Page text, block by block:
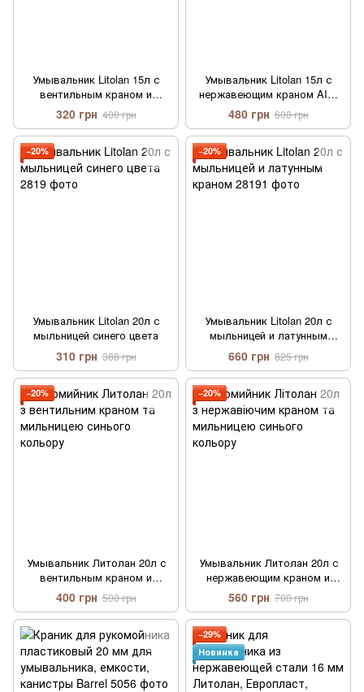
Умывальник Litolan 15л с
вентильным краном и
мыльницей синего цвета
320 грн 400 грн
Умывальник Litolan 15л с
нержавеющим краном AISI
304 и мыльницей синего
цвета.
480 грн 600 грн
−20%
Умывальник Litolan 20л с
мыльницей синего цвета
310 грн 388 грн
−20%
Умывальник Litolan 20л с
мыльницей и латунным
краном
660 грн 825 грн
−20%
Умывальник Литолан 20л с
вентильным краном и
мыльницей синего цвета.
400 грн 500 грн
−20%
Умывальник Литолан 20л с
нержавеющим краном и
мыльницей синего цвета.
560 грн 700 грн
−29%
Новинка